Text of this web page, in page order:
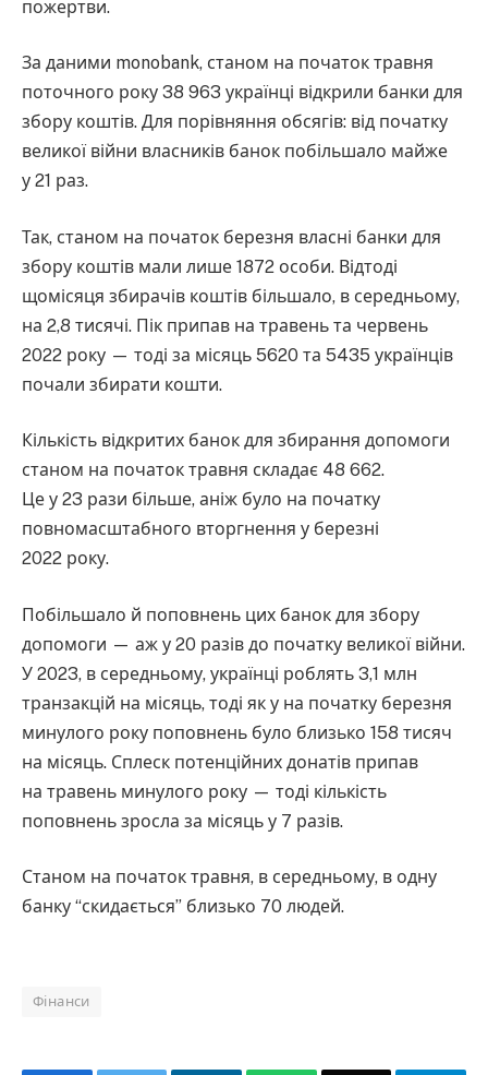
пожертви.
За даними monobank, станом на початок травня
поточного року 38 963 українці відкрили банки для
збору коштів. Для порівняння обсягів: від початку
великої війни власників банок побільшало майже
у 21 раз.
Так, станом на початок березня власні банки для
збору коштів мали лише 1872 особи. Відтоді
щомісяця збирачів коштів більшало, в середньому,
на 2,8 тисячі. Пік припав на травень та червень
2022 року — тоді за місяць 5620 та 5435 українців
почали збирати кошти.
Кількість відкритих банок для збирання допомоги
станом на початок травня складає 48 662.
Це у 23 рази більше, аніж було на початку
повномасштабного вторгнення у березні
2022 року.
Побільшало й поповнень цих банок для збору
допомоги — аж у 20 разів до початку великої війни.
У 2023, в середньому, українці роблять 3,1 млн
транзакцій на місяць, тоді як у на початку березня
минулого року поповнень було близько 158 тисяч
на місяць. Сплеск потенційних донатів припав
на травень минулого року — тоді кількість
поповнень зросла за місяць у 7 разів.
Станом на початок травня, в середньому, в одну
банку “скидається” близько 70 людей.
Фінанси